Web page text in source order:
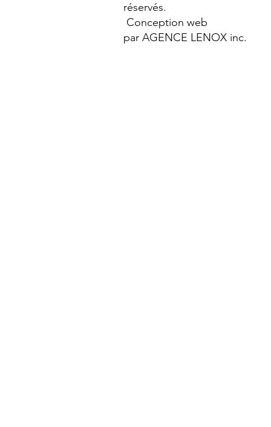
réservés.
Conception web
parAGENCE LENOX inc.